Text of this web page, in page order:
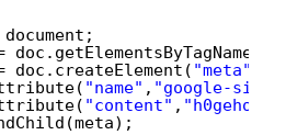
doc.getElementsByTagName(
doc.createElement( "meta"
"name" , "google-
"content" ,